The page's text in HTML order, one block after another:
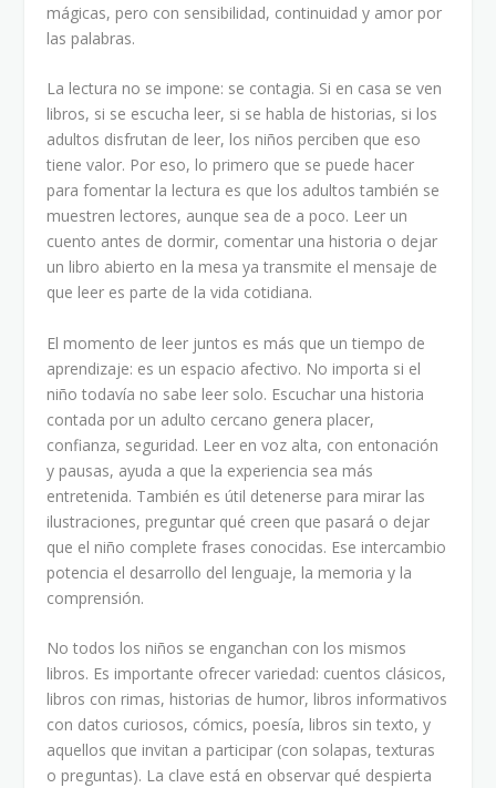
mágicas, pero con sensibilidad, continuidad y amor por
las palabras.
La lectura no se impone: se contagia. Si en casa se ven
libros, si se escucha leer, si se habla de historias, si los
adultos disfrutan de leer, los niños perciben que eso
tiene valor. Por eso, lo primero que se puede hacer
para fomentar la lectura es que los adultos también se
muestren lectores, aunque sea de a poco. Leer un
cuento antes de dormir, comentar una historia o dejar
un libro abierto en la mesa ya transmite el mensaje de
que leer es parte de la vida cotidiana.
El momento de leer juntos es más que un tiempo de
aprendizaje: es un espacio afectivo. No importa si el
niño todavía no sabe leer solo. Escuchar una historia
contada por un adulto cercano genera placer,
confianza, seguridad. Leer en voz alta, con entonación
y pausas, ayuda a que la experiencia sea más
entretenida. También es útil detenerse para mirar las
ilustraciones, preguntar qué creen que pasará o dejar
que el niño complete frases conocidas. Ese intercambio
potencia el desarrollo del lenguaje, la memoria y la
comprensión.
No todos los niños se enganchan con los mismos
libros. Es importante ofrecer variedad: cuentos clásicos,
libros con rimas, historias de humor, libros informativos
con datos curiosos, cómics, poesía, libros sin texto, y
aquellos que invitan a participar (con solapas, texturas
o preguntas). La clave está en observar qué despierta